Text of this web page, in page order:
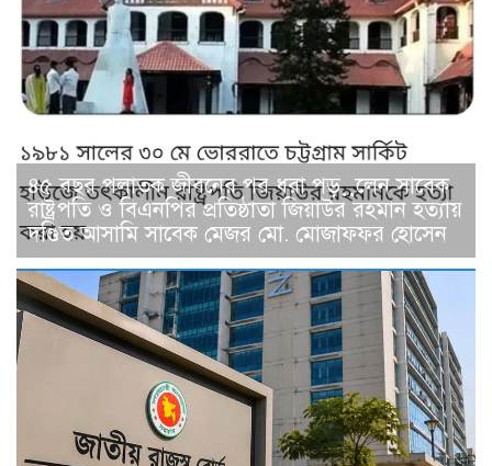
৪৫ বছর পলাতক জীবনের পর ধরা পড়়়লেন সাবেক
রাষ্ট্রপতি ও বিএনপির প্রতিষ্ঠাতা জিয়াউর রহমান হত্যায়
দণ্ডিত আসামি সাবেক মেজর মো. মোজাফফর হোসেন